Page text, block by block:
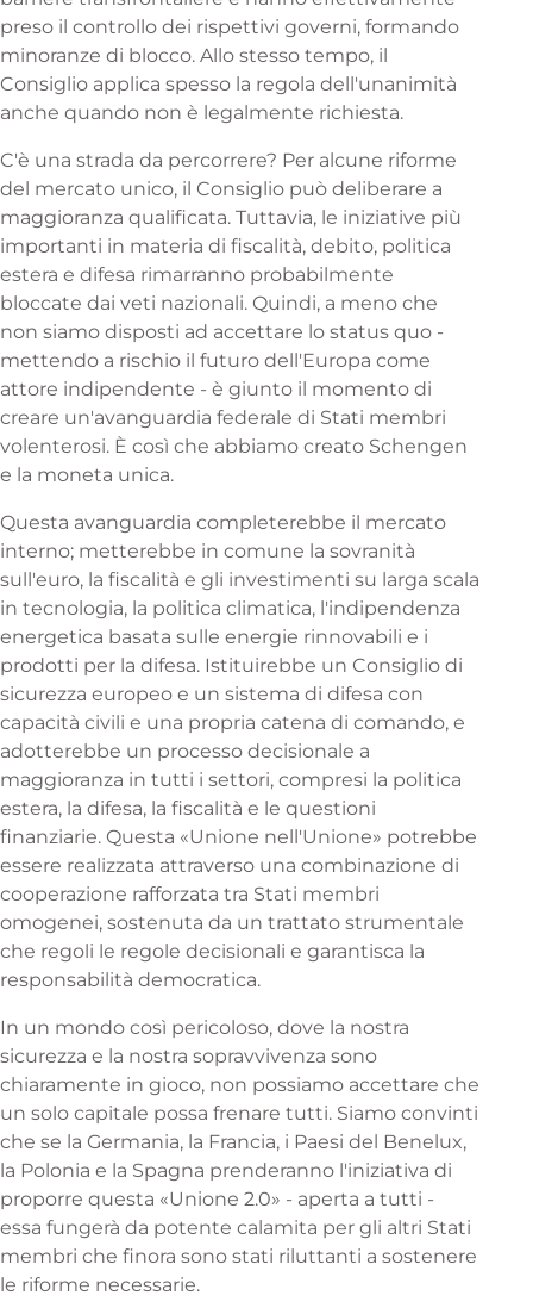
preso il controllo dei rispettivi governi, formando
minoranze di blocco. Allo stesso tempo, il
Consiglio applica spesso la regola dell'unanimità
anche quando non è legalmente richiesta.
C'è una strada da percorrere? Per alcune riforme
del mercato unico, il Consiglio può deliberare a
maggioranza qualificata. Tuttavia, le iniziative più
importanti in materia di fiscalità, debito, politica
estera e difesa rimarranno probabilmente
bloccate dai veti nazionali. Quindi, a meno che
non siamo disposti ad accettare lo status quo -
mettendo a rischio il futuro dell'Europa come
attore indipendente - è giunto il momento di
creare un'avanguardia federale di Stati membri
volenterosi. È così che abbiamo creato Schengen
e la moneta unica.
Questa avanguardia completerebbe il mercato
interno; metterebbe in comune la sovranità
sull'euro, la fiscalità e gli investimenti su larga scala
in tecnologia, la politica climatica, l'indipendenza
energetica basata sulle energie rinnovabili e i
prodotti per la difesa. Istituirebbe un Consiglio di
sicurezza europeo e un sistema di difesa con
capacità civili e una propria catena di comando, e
adotterebbe un processo decisionale a
maggioranza in tutti i settori, compresi la politica
estera, la difesa, la fiscalità e le questioni
finanziarie. Questa «Unione nell'Unione» potrebbe
essere realizzata attraverso una combinazione di
cooperazione rafforzata tra Stati membri
omogenei, sostenuta da un trattato strumentale
che regoli le regole decisionali e garantisca la
responsabilità democratica.
In un mondo così pericoloso, dove la nostra
sicurezza e la nostra sopravvivenza sono
chiaramente in gioco, non possiamo accettare che
un solo capitale possa frenare tutti. Siamo convinti
che se la Germania, la Francia, i Paesi del Benelux,
la Polonia e la Spagna prenderanno l'iniziativa di
proporre questa «Unione 2.0» - aperta a tutti -
essa fungerà da potente calamita per gli altri Stati
membri che finora sono stati riluttanti a sostenere
le riforme necessarie.